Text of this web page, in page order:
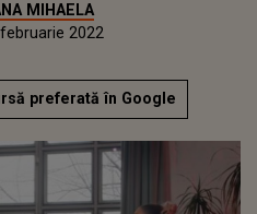
MIHAELA
2022
preferată în Google